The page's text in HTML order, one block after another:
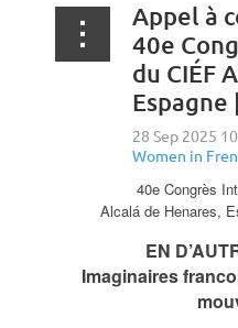
Appel à
40e
du CIÉF
Espagne
40e Congrès
Alcalá de Henares,
EN
Imaginaires